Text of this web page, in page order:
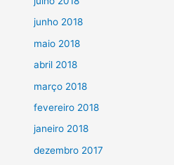
junho 2018
maio 2018
abril 2018
março 2018
fevereiro 2018
janeiro 2018
dezembro 2017